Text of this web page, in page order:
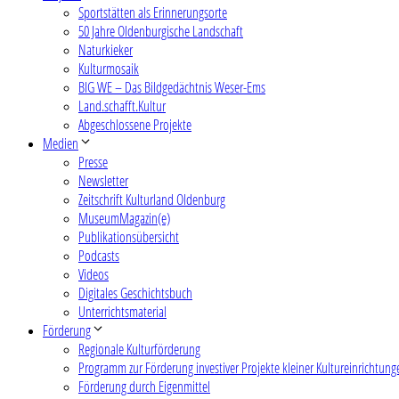
Sportstätten als Erinnerungsorte
50 Jahre Oldenburgische Landschaft
Naturkieker
Kulturmosaik
BIG WE – Das Bildgedächtnis Weser-Ems
Land.schafft.Kultur
Abgeschlossene Projekte
Medien
Presse
Newsletter
Zeitschrift Kulturland Oldenburg
MuseumMagazin(e)
Publikationsübersicht
Podcasts
Videos
Digitales Geschichtsbuch
Unterrichtsmaterial
Förderung
Regionale Kulturförderung
Programm zur Förderung investiver Projekte kleiner
Förderung durch Eigenmittel